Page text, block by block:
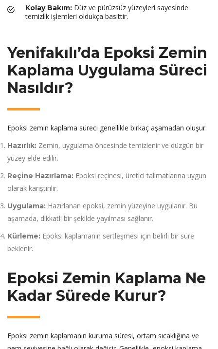
Kolay Bakım: Düz ve pürüzsüz yüzeyleri sayesinde
temizlik işlemleri oldukça basittir.
Yenifakılı’da Epoksi Zemin
Kaplama Uygulama Süreci
Nasıldır?
Epoksi zemin kaplama süreci genellikle birkaç aşamadan oluşur:
Hazırlık: Zemin, uygulama öncesinde temizlenir ve düzgün bir
yüzey elde edilir.
Reçine Hazırlama: Epoksi reçinesi, üretici talimatlarına uygun
olarak karıştırılır.
Uygulama: Hazırlanan epoksi, zemin yüzeyine uygulanır. Bu
aşamada, dikkatli bir şekilde yayılması sağlanır.
Kürleme: Epoksi kaplamanın sertleşmesi için belirli bir süre
beklenir.
Epoksi Zemin Kaplama Ne
Kadar Sürede Kurur?
Epoksi zemin kaplamanın kuruma süresi, ortam sıcaklığına ve